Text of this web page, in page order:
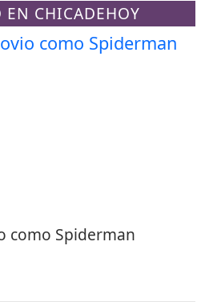
CHICADEHOY
como Spiderman